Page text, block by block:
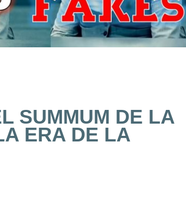
SUMMUM DE LA
ERA DE LA